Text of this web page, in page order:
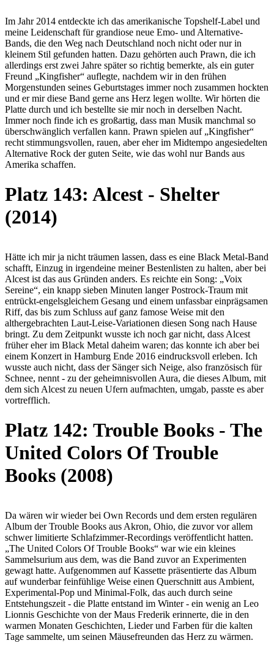
Im Jahr 2014 entdeckte ich das amerikanische Topshelf-Label und
meine Leidenschaft für grandiose neue Emo- und Alternative-
Bands, die den Weg nach Deutschland noch nicht oder nur in
kleinem Stil gefunden hatten. Dazu gehörten auch Prawn, die ich
allerdings erst zwei Jahre später so richtig bemerkte, als ein guter
Freund „Kingfisher“ auflegte, nachdem wir in den frühen
Morgenstunden seines Geburtstages immer noch zusammen hockten
und er mir diese Band gerne ans Herz legen wollte. Wir hörten die
Platte durch und ich bestellte sie mir noch in derselben Nacht.
Immer noch finde ich es großartig, dass man Musik manchmal so
überschwänglich verfallen kann. Prawn spielen auf „Kingfisher“
recht stimmungsvollen, rauen, aber eher im Midtempo angesiedelten
Alternative Rock der guten Seite, wie das wohl nur Bands aus
Amerika schaffen.
Platz 143: Alcest - Shelter
(2014)
Hätte ich mir ja nicht träumen lassen, dass es eine Black Metal-Band
schafft, Einzug in irgendeine meiner Bestenlisten zu halten, aber bei
Alcest ist das aus Gründen anders. Es reichte ein Song: „Voix
Sereine“, ein knapp sieben Minuten langer Postrock-Traum mit
entrückt-engelsgleichem Gesang und einem unfassbar einprägsamen
Riff, das bis zum Schluss auf ganz famose Weise mit den
althergebrachten Laut-Leise-Variationen diesen Song nach Hause
bringt. Zu dem Zeitpunkt wusste ich noch gar nicht, dass Alcest
früher eher im Black Metal daheim waren; das konnte ich aber bei
einem Konzert in Hamburg Ende 2016 eindrucksvoll erleben. Ich
wusste auch nicht, dass der Sänger sich Neige, also französisch für
Schnee, nennt - zu der geheimnisvollen Aura, die dieses Album, mit
dem sich Alcest zu neuen Ufern aufmachten, umgab, passte es aber
vortrefflich.
Platz 142: Trouble Books - The
United Colors Of Trouble
Books (2008)
Da wären wir wieder bei Own Records und dem ersten regulären
Album der Trouble Books aus Akron, Ohio, die zuvor vor allem
schwer limitierte Schlafzimmer-Recordings veröffentlicht hatten.
„The United Colors Of Trouble Books“ war wie ein kleines
Sammelsurium aus dem, was die Band zuvor an Experimenten
gewagt hatte. Aufgenommen auf Kassette präsentierte das Album
auf wunderbar feinfühlige Weise einen Querschnitt aus Ambient,
Experimental-Pop und Minimal-Folk, das auch durch seine
Entstehungszeit - die Platte entstand im Winter - ein wenig an Leo
Lionnis Geschichte von der Maus Frederik erinnerte, die in den
warmen Monaten Geschichten, Lieder und Farben für die kalten
Tage sammelte, um seinen Mäusefreunden das Herz zu wärmen.